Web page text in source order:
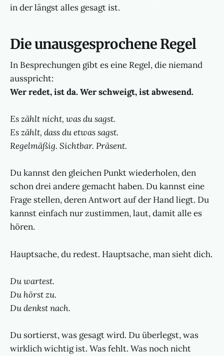
in der längst alles gesagt ist.
Die unausgesprochene Regel
In Besprechungen gibt es eine Regel, die niemand
ausspricht:
Wer redet, ist da. Wer schweigt, ist abwesend.
Es zählt nicht, was du sagst.
Es zählt, dass du etwas sagst.
Regelmäßig. Sichtbar. Präsent.
Du kannst den gleichen Punkt wiederholen, den
schon drei andere gemacht haben. Du kannst eine
Frage stellen, deren Antwort auf der Hand liegt. Du
kannst einfach nur zustimmen, laut, damit alle es
hören.
Hauptsache, du redest. Hauptsache, man sieht dich.
Du wartest.
Du hörst zu.
Du denkst nach.
Du sortierst, was gesagt wird. Du überlegst, was
wirklich wichtig ist. Was fehlt. Was noch nicht